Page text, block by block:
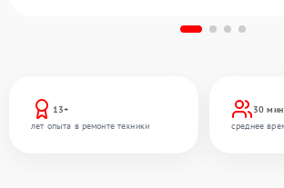
13+
лет опыта в ремонте техники
30 мин
среднее